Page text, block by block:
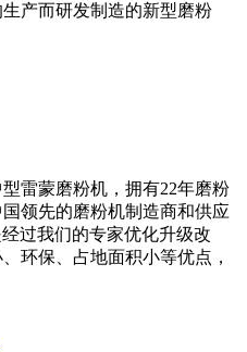
产而研发制造的新型磨粉
雷蒙磨粉机，拥有22年磨粉
领先的磨粉机制造商和供应
过我们的专家优化升级改
环保、占地面积小等优点，